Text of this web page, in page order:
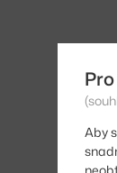
Aby